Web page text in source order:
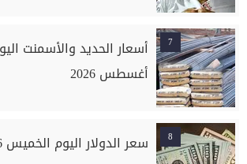
7
أغسطس 2026
8